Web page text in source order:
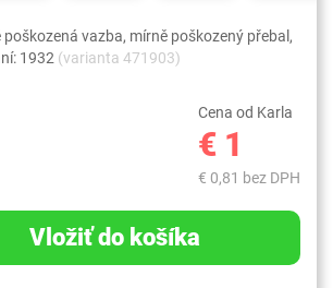
poškozená vazba, mírně poškozený přebal,
1932 (varianta 471903)
Cena od Karla
€ 1
€ 0,81 bez DPH
Vložiť do košíka